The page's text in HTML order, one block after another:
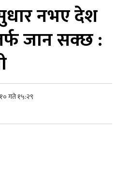
नभए देश
जान सक्छ :
गते १५:२९